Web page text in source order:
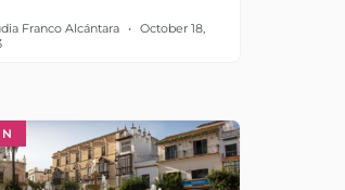
Franco Alcántara
October 18,